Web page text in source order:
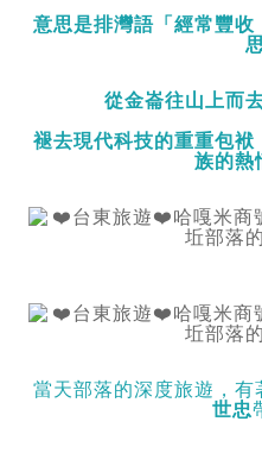
意思是排灣語「經常豐
從金崙往山上而
褪去現代科技的重重包
族的熱
當天部落的深度旅遊，
世忠